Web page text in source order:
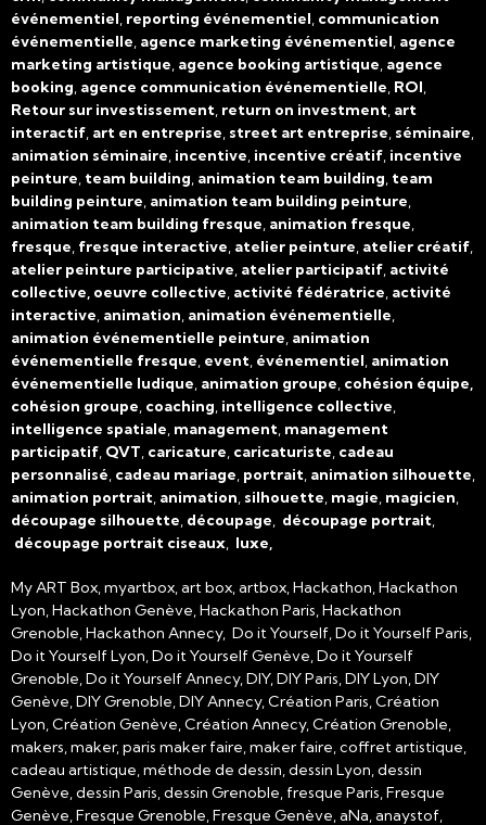
événementiel, reporting événementiel, communication
événementielle, agence marketing événementiel, agence
marketing artistique, agence booking artistique, agence
booking, agence communication événementielle, ROI,
Retour sur investissement, return on investment, art
interactif, art en entreprise, street art entreprise, séminaire,
animation séminaire, incentive, incentive créatif, incentive
peinture, team building, animation team building, team
building peinture, animation team building peinture,
animation team building fresque, animation fresque,
fresque, fresque interactive, atelier peinture, atelier créatif,
atelier peinture participative, atelier participatif, activité
collective, oeuvre collective, activité fédératrice, activité
interactive, animation, animation événementielle,
animation événementielle peinture, animation
événementielle fresque, event, événementiel, animation
événementielle ludique, animation groupe, cohésion équipe,
cohésion groupe, coaching, intelligence collective,
intelligence spatiale, management, management
participatif, QVT, caricature, caricaturiste, cadeau
personnalisé, cadeau mariage, portrait, animation silhouette,
animation portrait, animation, silhouette, magie, magicien,
découpage silhouette, découpage, découpage portrait,
découpage portrait ciseaux, luxe,
My ART Box, myartbox, art box, artbox, Hackathon, Hackathon
Lyon, Hackathon Genève, Hackathon Paris, Hackathon
Grenoble, Hackathon Annecy, Do it Yourself, Do it Yourself Paris,
Do it Yourself Lyon, Do it Yourself Genève, Do it Yourself
Grenoble, Do it Yourself Annecy, DIY, DIY Paris, DIY Lyon, DIY
Genève, DIY Grenoble, DIY Annecy, Création Paris, Création
Lyon, Création Genève, Création Annecy, Création Grenoble,
makers, maker, paris maker faire, maker faire, coffret artistique,
cadeau artistique, méthode de dessin, dessin Lyon, dessin
Genève, dessin Paris, dessin Grenoble, fresque Paris, Fresque
Genève, Fresque Grenoble, Fresque Genève, aNa, anaystof,